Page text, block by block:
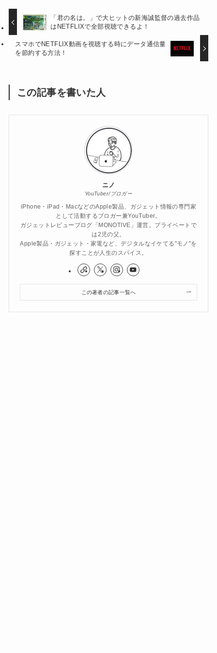
「君の名は。」で大ヒットの新海誠監督の過去作品
はNETFLIXで全部視聴できるよ！
スマホでNETFLIX動画を視聴する時にデータ通信量
を節約する方法！
この記事を書いた人
ニノ
YouTuber/ブロガー
iPhone・iPad・MacなどのApple製品、ガジェット情報の専門家
として活動するブロガー兼YouTuber。
ガジェットレビューブログ「MONOTIVE」運営。プライベートで
は2児の父。
Apple製品・ガジェット・家電など、デジタルなイケてる"モノ"を
探すことが人生のスパイス。
この著者の記事一覧へ